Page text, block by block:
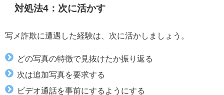
対処法4：次に活かす
写メ詐欺に遭遇した経験は、次に活かしましょう。
どの写真の特徴で見抜けたか振り返る
次は追加写真を要求する
ビデオ通話を事前にするようにする